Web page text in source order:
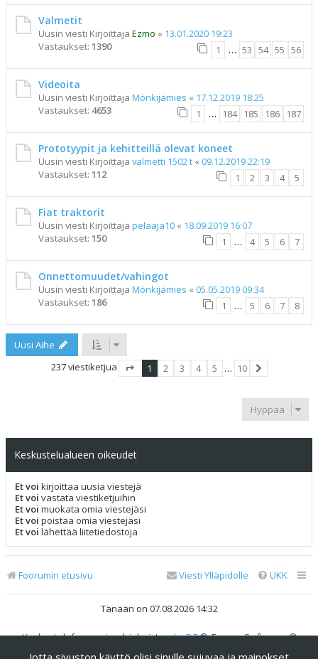
Valmetit
Uusin viesti Kirjoittaja Ezmo « 13.01.2020 19:23
Vastaukset: 1390 1 … 53 54 55 56
Videoita
Uusin viesti Kirjoittaja Mönkijämies « 17.12.2019 18:25
Vastaukset: 4653 1 … 184 185 186 187
Prototyypit ja kehitteillä olevat koneet
Uusin viesti Kirjoittaja valmetti 1502 t « 09.12.2019 22:19
Vastaukset: 112 1 2 3 4 5
Fiat traktorit
Uusin viesti Kirjoittaja pelaaja10 « 18.09.2019 16:07
Vastaukset: 150 1 … 4 5 6 7
Onnettomuudet/vahingot
Uusin viesti Kirjoittaja Mönkijämies « 05.05.2019 09:34
Vastaukset: 186 1 … 5 6 7 8
Uusi Aihe
237 viestiketjua
1 2 3 4 5 … 10
Hyppää
Keskustelualueen oikeudet
Et voi kirjoittaa uusia viestejä
Et voi vastata viestiketjuihin
Et voi muokata omia viestejäsi
Et voi poistaa omia viestejäsi
Et voi lähettää liitetiedostoja
Foorumin etusivu UKK
Viesti Ylläpidolle
Tänään on 07.08.2026 14:32
Keskustelufoorumin ohjelmistophpBB® Forum Software ©
phpBB Limited